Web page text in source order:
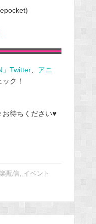
」Twitter、 アニ
ク！
お待ちください♥
配信, イベント